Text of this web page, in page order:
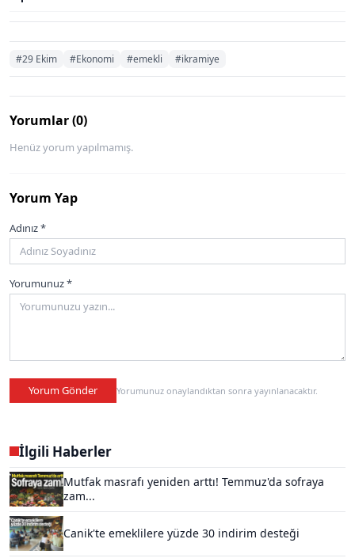
#29 Ekim #Ekonomi #emekli #ikramiye
Yorumlar (0)
Henüz yorum yapılmamış.
Yorum Yap
Adınız *
Yorumunuz *
Yorum Gönder Yorumunuz onaylandıktan sonra yayınlanacaktır.
İlgili Haberler
Mutfak masrafı yeniden arttı! Temmuz'da sofraya
zam...
Canik'te emeklilere yüzde 30 indirim desteği